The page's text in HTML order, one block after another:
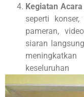
Kegiatan
seperti
pameran,
siaran
keseluruhan